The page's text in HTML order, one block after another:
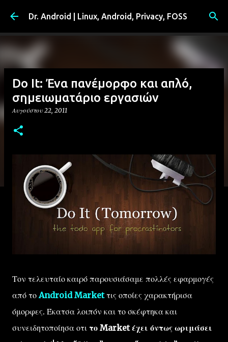
Μετάβαση στο κύριο περιεχόμενο
Dr. Android | Linux, Android, Privacy, FOSS
Do It: Ένα πανέμορφο και απλό,
σημειωματάριο εργασιών
Αυγούστου 22, 2011
Τον τελευταίο καιρό παρουσιάσαμε πολλές εφαρμογές
από το Android Marketτις οποίες χαρακτήρισα
όμορφες. Έκατσα λοιπόν και το σκέφτηκα και
συνειδητοποίησα οτι το Market έχει όντως ωριμάσει